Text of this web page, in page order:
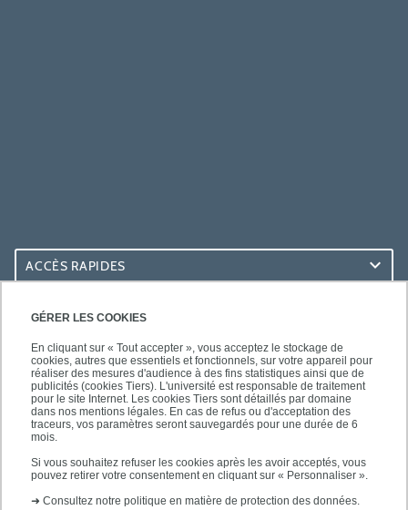
GÉRER LES COOKIES
En cliquant sur « Tout accepter », vous acceptez le stockage de
cookies, autres que essentiels et fonctionnels, sur votre appareil pour
réaliser des mesures d'audience à des fins statistiques ainsi que de
publicités (cookies Tiers). L'université est responsable de traitement
pour le site Internet. Les cookies Tiers sont détaillés par domaine
dans nos mentions légales. En cas de refus ou d'acceptation des
traceurs, vos paramètres seront sauvegardés pour une durée de 6
mois.
Si vous souhaitez refuser les cookies après les avoir acceptés, vous
pouvez retirer votre consentement en cliquant sur « Personnaliser ».
➜ Consultez notre politique en matière de protection des données.
ACCÈS RAPIDES
ACCÈS PRATIQUES
SUIVEZ-NOUS